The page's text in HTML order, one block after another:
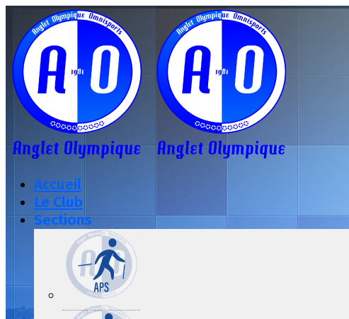
Accueil
Le Club
Sections